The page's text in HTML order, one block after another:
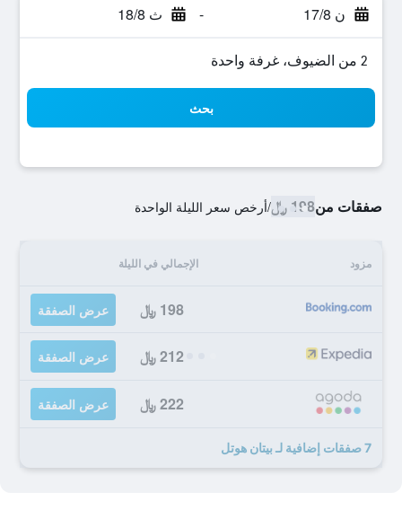
ن 17/8 - ث 18/8
2 من الضيوف، غرفة واحدة
بحث
صفقات من198 ﷼ /أرخص سعر الليلة الواحدة
مزود الإجمالي في الليلة
198 ﷼ عرض الصفقة
212 ﷼ عرض الصفقة
222 ﷼ عرض الصفقة
7 صفقات إضافية لـ بيتان هوتل